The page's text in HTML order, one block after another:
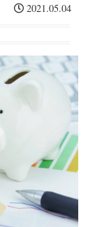
2021.05.04